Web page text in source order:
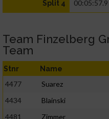
Split 4 00:05:57.9
Team Finzelberg
Team
Stnr Name
4477 Suarez
4434
Blainski
4481
Zimmer